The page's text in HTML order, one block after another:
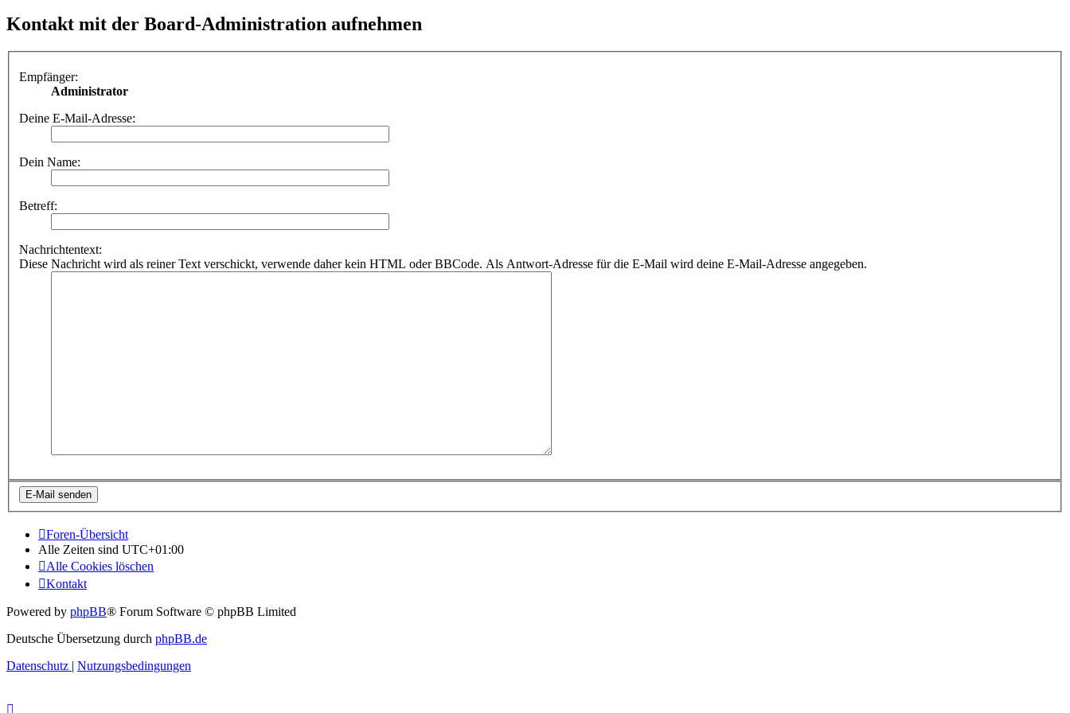
Kontakt mit der Board-Administration aufnehmen
Empfänger:
Administrator
Deine E-Mail-Adresse:
Dein Name:
Betreff:
Nachrichtentext:
Diese Nachricht wird als reiner Text verschickt, verwende daher kein HTML oder BBCode. Als Antwort-Adresse für die E-Mail wird deine E-Mail-Adresse angegeben.
Foren-Übersicht
Alle Zeiten sind UTC+01:00
Alle Cookies löschen
Kontakt
Powered by phpBB® Forum Software © phpBB Limited
Deutsche Übersetzung durch phpBB.de
Datenschutz
Nutzungsbedingungen